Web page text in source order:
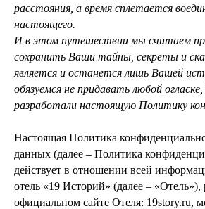
расстояния, а время сплетается
настоящего.
И в этом путешествии мы считаем
сохранить Ваши тайны, секреты и
является и останется лишь Вашей
обязуемся не придавать любой огласке,
разработали настоящую Политику
Настоящая Политика
данных (далее – Политика
действует в отношении всей
отель «19 Историй» (далее –
официальном сайте Отеля: 19story.ru,